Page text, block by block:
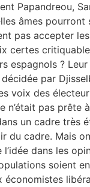
Papandreou,
âmes
pas accepter
certes
espagnols ?
par
voix des
pas
un cadre très
cadre. Mais
dans les
soient